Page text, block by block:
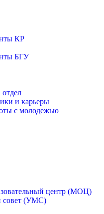
КР
БГУ
и карьеры
с молодежью
центр (МОЦ)
совет (УМС)